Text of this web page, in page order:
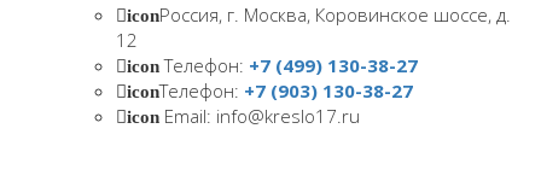
iconРоссия, г. Москва, Коровинское шоссе, д.
12
iconТелефон: +7 (499) 130-38-27
iconТелефон: +7 (903) 130-38-27
icon Email: info@kreslo17.ru